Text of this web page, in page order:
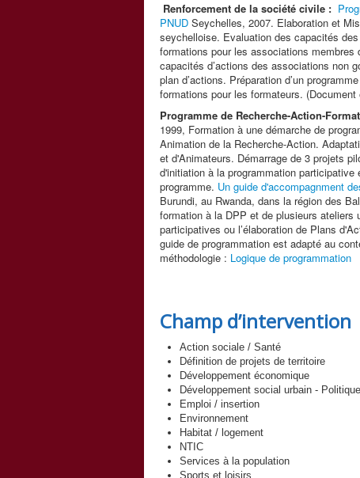
Renforcement de la société civile :
PNUD Seychelles, 2007. Elaboration et
seychelloise. Evaluation des capacités
formations pour les associations
capacités d’actions des associations non
plan d’actions. Préparation d’un
formations pour les formateurs. (Document
Programme de Recherche-Action-
1999, Formation à une démarche de
Animation de la Recherche-Action.
et d'Animateurs. Démarrage de 3 projets
d'initiation à la programmation
programme. Un guide d'accompagnment
Burundi, au Rwanda, dans la région des
formation à la DPP et de plusieurs
participatives ou l’élaboration de Plans
guide de programmation est adapté au
méthodologie : Logique de programmation
Champ d’intervention
Action sociale / Santé
Définition de projets de territoire
Développement économique
Développement social urbain -
Emploi / insertion
Environnement
Habitat / logement
NTIC
Services à la population
Sports et loisirs